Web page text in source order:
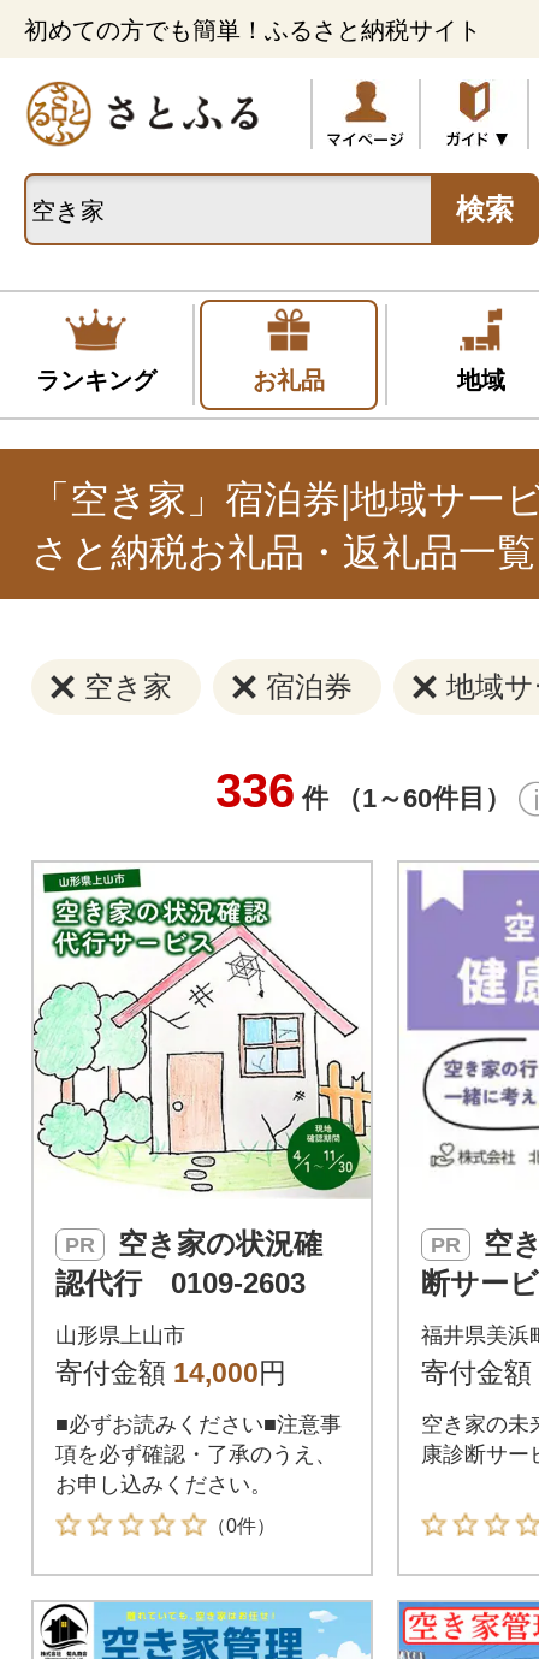
初めての方でも簡単！ふるさと納税サイト
検索
ランキング お礼品 地域
「空き家」宿泊券|地域サー
さと納税お礼品・返礼品一覧
空き家 宿泊券 地域
336 件 （1～60件目）
PR
認代行 0109-2603
山形県上山市
寄付金額 14,000円
■必ずお読みください■注意事
項を必ず確認・了承のうえ、
お申し込みください。
（0件）
PR
断サー
福井県美浜
寄付金額
空き家の未
康診断サー